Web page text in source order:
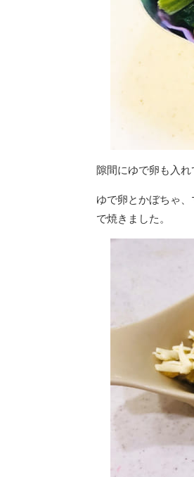
隙間にゆで卵も入
ゆで卵とかぼちゃ
で焼きました。